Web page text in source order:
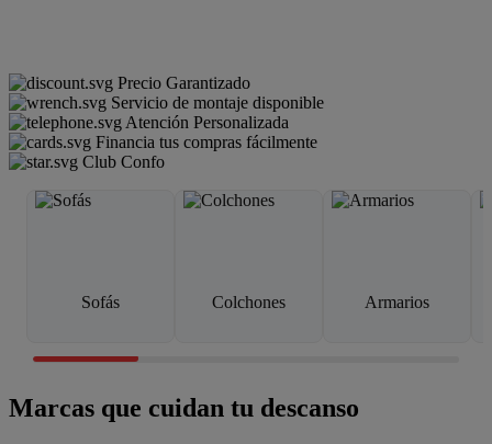
Precio Garantizado
Servicio de montaje disponible
Atención Personalizada
Financia tus compras fácilmente
Club Confo
Sofás Colchones Armarios
Marcas que cuidan tu descanso